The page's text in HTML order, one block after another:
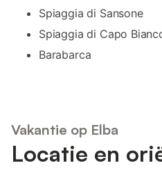
Spiaggia di Sansone
Spiaggia di Capo
Barabarca
Vakantie op Elba
Locatie en